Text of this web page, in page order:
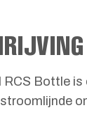
RCS Bottle